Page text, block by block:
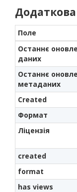
Поле
Останнє
даних
Останнє
метаданих
Created
Формат
Ліцензія
created
format
has views